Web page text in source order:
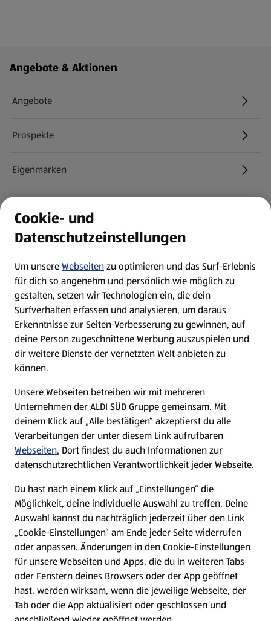
Fußzeilenmenü - weitere Links
Angebote & Aktionen
Angebote
Prospekte
Eigenmarken
Newsletter
WhatsApp
Über ALDI SÜD
Filialen
Nachhaltigkeit
Karriere
Presse
Hilfe & Kontakt
(öffnet in einem neuen Tab)
Unternehmen
Folge uns hier:
Cookie- und
Datenschutzeinstellungen
Um unsereWebseitenzu optimieren und das Surf-Erlebnis
für dich so angenehm und persönlich wie möglich zu
gestalten, setzen wir Technologien ein, die dein
Surfverhalten erfassen und analysieren, um daraus
Erkenntnisse zur Seiten-Verbesserung zu gewinnen, auf
deine Person zugeschnittene Werbung auszuspielen und
dir weitere Dienste der vernetzten Welt anbieten zu
können.
Unsere Webseiten betreiben wir mit mehreren
Unternehmen der ALDI SÜD Gruppe gemeinsam. Mit
deinem Klick auf „Alle bestätigen“ akzeptierst du alle
Verarbeitungen der unter diesem Link aufrufbaren
Webseiten. Dort findest du auch Informationen zur
datenschutzrechtlichen Verantwortlichkeit jeder Webseite.
Du hast nach einem Klick auf „Einstellungen“ die
Möglichkeit, deine individuelle Auswahl zu treffen. Deine
Auswahl kannst du nachträglich jederzeit über den Link
„Cookie-Einstellungen“ am Ende jeder Seite widerrufen
oder anpassen. Änderungen in den Cookie-Einstellungen
für unsere Webseiten und Apps, die du in weiteren Tabs
oder Fenstern deines Browsers oder der App geöffnet
hast, werden wirksam, wenn die jeweilige Webseite, der
Tab oder die App aktualisiert oder geschlossen und